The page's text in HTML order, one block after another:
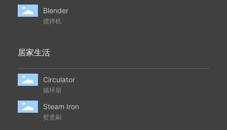
Blender
搅拌机
居家生活
Circulator
循环扇
Steam Iron
熨烫刷